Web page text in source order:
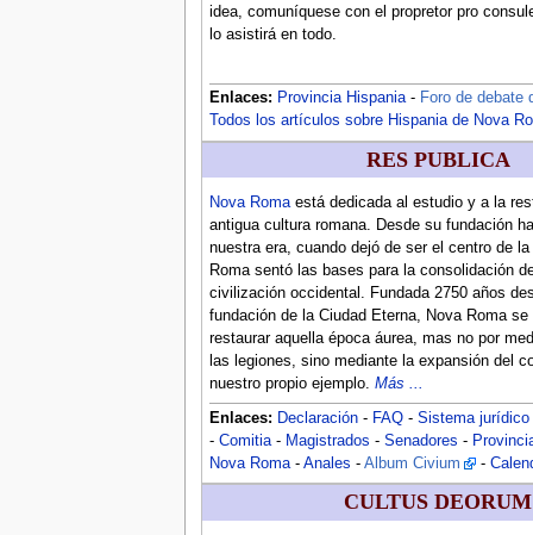
idea, comuníquese con el propretor pro
lo asistirá en todo.
Enlaces: Provincia Hispania- Foro de debate
Todos los artículos sobre Hispania de Nova
RES PUBLICA
Nova Romaestá dedicada al estudio y a la
antigua cultura romana. Desde su fundación
nuestra era, cuando dejó de ser el centro de
Roma sentó las bases para la consolidación
civilización occidental. Fundada 2750 años
fundación de la Ciudad Eterna, Nova Roma se
restaurar aquella época áurea, mas no por
las legiones, sino mediante la expansión del
nuestro propio ejemplo. Más ...
Enlaces: Declaración- FAQ- Sistema jurídico
- Comitia- Magistrados - Senadores -
Nova Roma- Anales - Album Civium -
CULTUS DEORUM